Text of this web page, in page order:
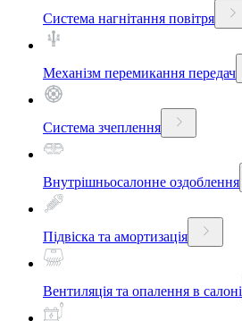
Система нагнітання повітря
Механізм перемикання передач
Система зчеплення
Внутрішньосалонне оздоблення
Підвіска та амортизація
Вентиляція та опалення в салоні